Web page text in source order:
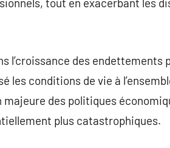
l’croissance des endettements
les conditions de vie à
des politiques
plus catastrophiques.